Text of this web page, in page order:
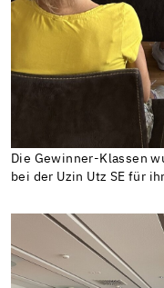
Die Gewinner-Klassen
bei der Uzin Utz SE für